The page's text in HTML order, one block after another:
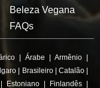
Beleza Vegana
FAQs
| Árabe Armênio|
Brasileiro| Catalão|
Estoniano| Finlandês|